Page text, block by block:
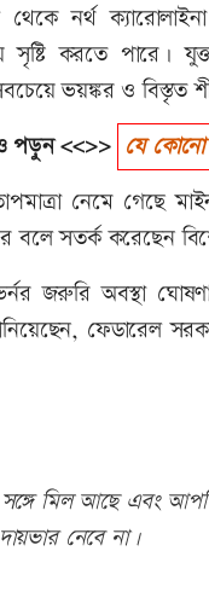
থেকে নর্থ
সৃষ্টি করতে পারে।
ভয়ঙ্কর ও বিস্তৃত
পড়ুন <<>> যে কোনো
নেমে গেছে
বলে সতর্ক করেছেন
জরুরি অবস্থা
ফেডারেল
মিল আছে এবং
নেবে না।